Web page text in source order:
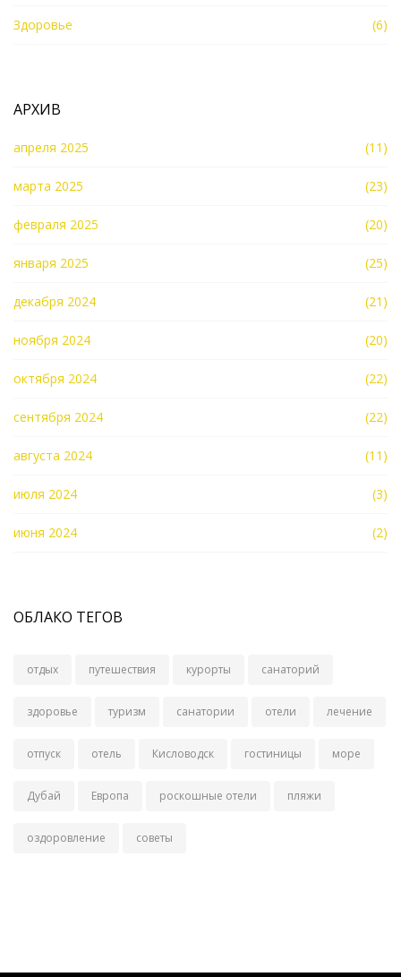
Здоровье (6)
АРХИВ
апреля 2025 (11)
марта 2025 (23)
февраля 2025 (20)
января 2025 (25)
декабря 2024 (21)
ноября 2024 (20)
октября 2024 (22)
сентября 2024 (22)
августа 2024 (11)
июля 2024 (3)
июня 2024 (2)
ОБЛАКО ТЕГОВ
отдых путешествия курорты санаторий
здоровье туризм санатории отели лечение
отпуск отель Кисловодск гостиницы море
Дубай Европа роскошные отели пляжи
оздоровление советы